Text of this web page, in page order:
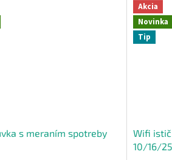
s meraním spotreby
Akcia
Novinka
Tip
Wifi
10/16/